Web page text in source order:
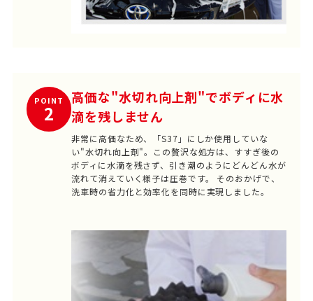
POINT
2
高価な"水切れ向上剤"でボディに水
滴を残しません
非常に高価なため、「S37」にしか使用していな
い"水切れ向上剤"。この贅沢な処方は、すすぎ後の
ボディに水滴を残さず、引き潮のようにどんどん水が
流れて消えていく様子は圧巻です。 そのおかげで、
洗車時の省力化と効率化を同時に実現しました。